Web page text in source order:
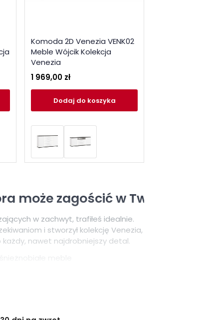
Komoda 2D Venezia VENK02
Meble Wójcik Kolekcja
Venezia
1 969,00 zł
Dodaj do koszyka
może zagościć w Twoim
w zachwyt, trafiłeś idealnie.
i stworzył kolekcję Venezia,
nawet najdrobniejszy detal.
niecodziennej elegancji. Co
nie tylko ociepli każde wnętrze,